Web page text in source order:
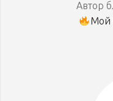
Автор
Мой